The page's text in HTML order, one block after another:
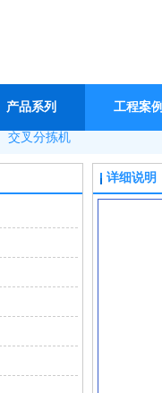
产品系列 工程案
交叉分拣机
详细说明